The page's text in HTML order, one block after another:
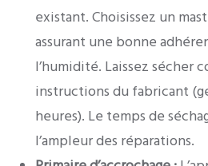
existant. Choisissez un
assurant une bonne
l’humidité. Laissez sécher
instructions du fabricant
heures). Le temps de
l’ampleur des réparations.